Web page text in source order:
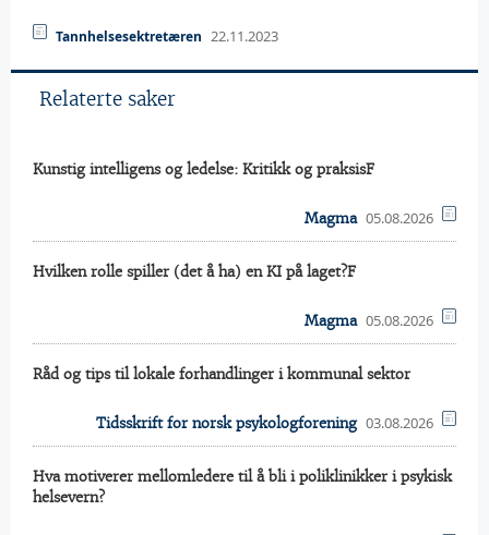
Tannhelsesektretæren 22.11.2023
Relaterte saker
Kunstig intelligens og ledelse: Kritikk og praksisF
Magma 05.08.2026
Hvilken rolle spiller (det å ha) en KI på laget?F
Magma 05.08.2026
Råd og tips til lokale forhandlinger i kommunal sektor
Tidsskrift for norsk psykologforening 03.08.2026
Hva motiverer mellomledere til å bli i poliklinikker i psykisk
helsevern?